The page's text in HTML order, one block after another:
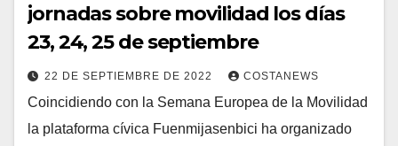
jornadas sobre movilidad los días
23, 24, 25 de septiembre
22 DE SEPTIEMBRE DE 2022 COSTANEWS
Coincidiendo con la Semana Europea de la Movilidad
la plataforma cívica Fuenmijasenbici ha organizado